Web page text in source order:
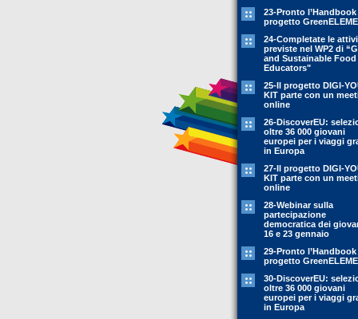
23-Pronto
progetto
24-Completate le
previste nel WP2 di
and Sustainable Food
Educators"
25-Il progetto DIGI-
KIT parte con un
online
26-DiscoverEU:
oltre 36 000 giovani
europei per i viaggi
in Europa
27-Il progetto DIGI-
KIT parte con un
online
28-Webinar sulla
partecipazione
democratica dei
16 e 23 gennaio
29-Pronto
progetto
30-DiscoverEU:
oltre 36 000 giovani
europei per i viaggi
in Europa